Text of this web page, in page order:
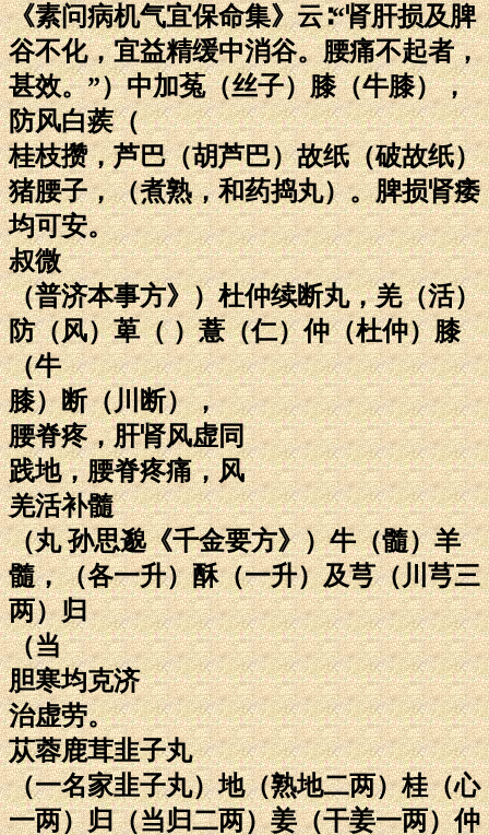
《素问病机气宜保命集》云∶“肾肝损及脾
谷不化，宜益精缓中消谷。腰痛不起者，
甚效。”）中加菟（丝子）膝（牛膝），
防风白蒺（
桂枝攒，芦巴（胡芦巴）故纸（破故纸）
猪腰子，（煮熟，和药捣丸）。脾损肾痿
均可安。
叔微
（普济本事方》）杜仲续断丸，羌（活）
防（风）萆（ ）薏（仁）仲（杜仲）膝
（牛
膝）断（川断），
腰脊疼，肝肾风虚同
践地，腰脊疼痛，风
羌活补髓
（丸 孙思邈《千金要方》）牛（髓）羊
髓，（各一升）酥（一升）及芎（川芎三
两）归
（当
胆寒均克济
治虚劳。
苁蓉鹿茸韭子丸
（一名家韭子丸）地（熟地二两）桂（心
一两）归（当归二两）姜（干姜一两）仲